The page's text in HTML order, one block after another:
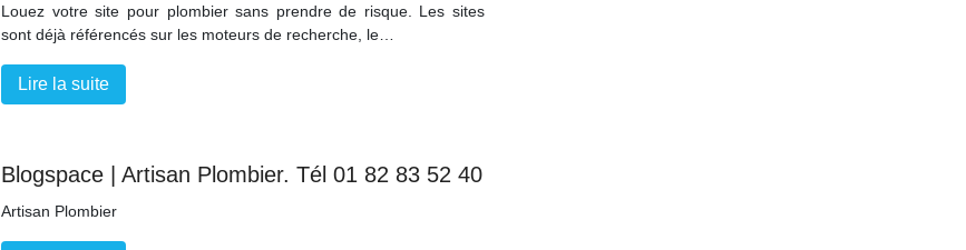
Louez votre site pour plombier sans prendre de risque. Les sites
sont déjà référencés sur les moteurs de recherche, le…
Lire la suite
Blogspace | Artisan Plombier. Tél 01 82 83 52 40
Artisan Plombier